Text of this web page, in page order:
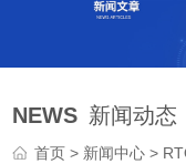
NEWS 新闻动态
首页 > 新闻中心 >